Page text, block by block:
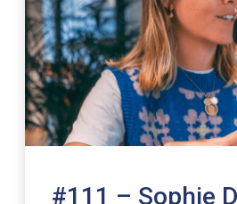
#111 – Sophie